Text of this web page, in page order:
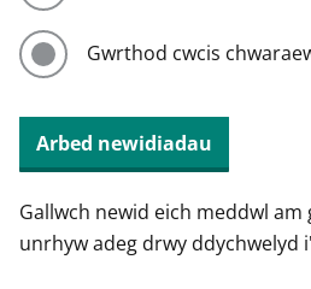
Gwrthod cwcis
Arbed newidiadau
Gallwch newid eich meddwl am
unrhyw adeg drwy ddychwelyd